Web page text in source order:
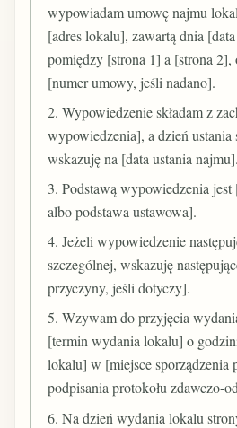
wypowiadam umowę najmu
[adres lokalu], zawartą dnia
pomiędzy [strona 1] a [strona 2],
[numer umowy, jeśli nadano].
2. Wypowiedzenie składam z
wypowiedzenia], a dzień ustania
wskazuję na [data ustania najmu].
3. Podstawą wypowiedzenia
albo podstawa ustawowa].
4. Jeżeli wypowiedzenie
szczególnej, wskazuję
przyczyny, jeśli dotyczy].
5. Wzywam do przyjęcia
[termin wydania lokalu] o
lokalu] w [miejsce sporządzenia
podpisania protokołu zdawczo-
6. Na dzień wydania lokalu